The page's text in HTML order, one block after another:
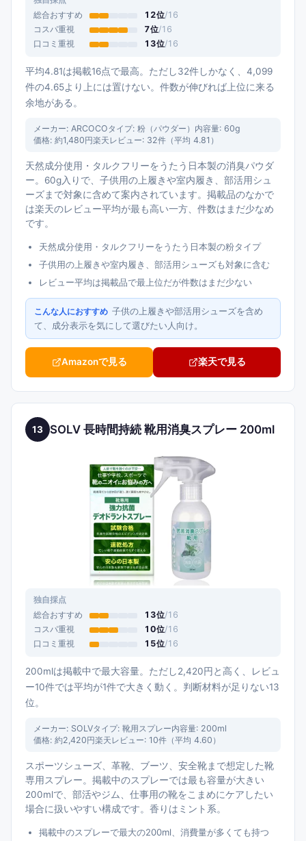
総合おすすめ 12位/16
コスパ重視
7位/16
口コミ重視
13位/16
平均4.81は掲載16点で最高。ただし32件しかなく、4,099
件の4.65より上には置けない。件数が伸びれば上位に来る
余地がある。
メーカー: ARCOCOタイプ: 粉（パウダー） 内容量: 60g
価格: 約1,480円楽天レビュー: 32件（平均 4.81 ）
天然成分使用・タルクフリーをうたう日本製の消臭パウダ
ー。60g入りで、子供用の上履きや室内履き、部活用シュ
ーズまで対象に含めて案内されています。掲載品のなかで
は楽天のレビュー平均が最も高い一方、件数はまだ少なめ
です。
天然成分使用・タルクフリーをうたう日本製の粉タイプ
子供用の上履きや室内履き、部活用シューズも対象に含む
レビュー平均は掲載品で最上位だが件数はまだ少ない
こんな人におすすめ 子供の上履きや部活用シューズを含め
て、成分表示を気にして選びたい人向け。
Amazonで見る 楽天で見る
13 SOLV 長時間持続 靴用消臭スプレー 200ml
独自採点
総合おすすめ 13位/16
コスパ重視
10位/16
口コミ重視
15位/16
200mlは掲載中で最大容量。ただし2,420円と高く、レビュ
ー10件では平均が1件で大きく動く。判断材料が足りない13
位。
メーカー: SOLVタイプ: 靴用スプレー内容量: 200ml
価格: 約2,420円楽天レビュー: 10件（平均 4.60 ）
スポーツシューズ、革靴、ブーツ、安全靴まで想定した靴
専用スプレー。掲載中のスプレーでは最も容量が大きい
200mlで、部活やジム、仕事用の靴をこまめにケアしたい
場合に扱いやすい構成です。香りはミント系。
掲載中のスプレーで最大の200ml、消費量が多くても持つ